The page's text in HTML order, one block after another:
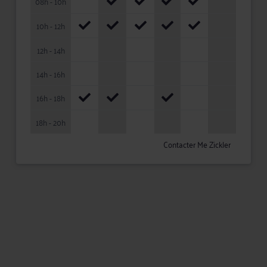
10h - 12h
12h - 14h
14h - 16h
16h - 18h
18h - 20h
Contacter Me Zickler